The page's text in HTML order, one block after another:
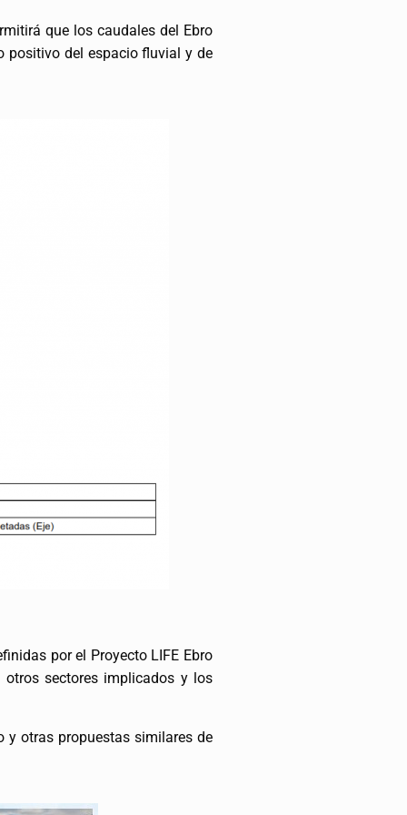
que los caudales del Ebro
positivo del espacio fluvial y de
por el Proyecto LIFE Ebro
sectores implicados y los
y otras propuestas similares de